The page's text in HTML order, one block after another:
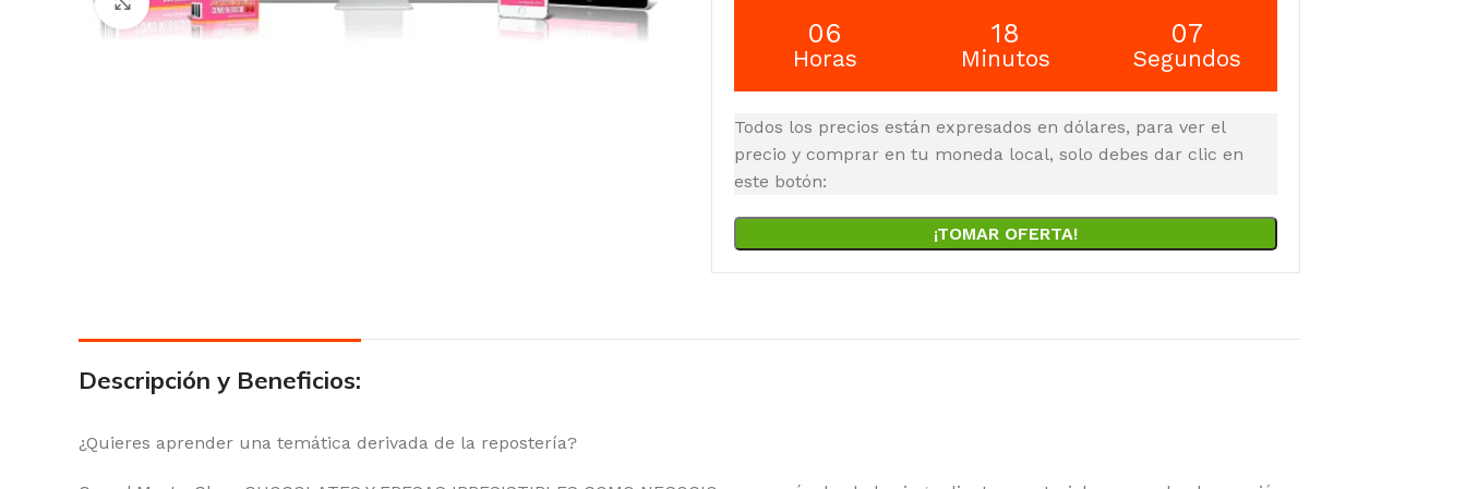
06
Horas
18
Minutos
07
Segundos
Todos los precios están expresados en dólares, para ver el
precio y comprar en tu moneda local, solo debes dar clic en
este botón:
¡TOMAR OFERTA!
Descripción y Beneficios:
¿Quieres aprender una temática derivada de la repostería?